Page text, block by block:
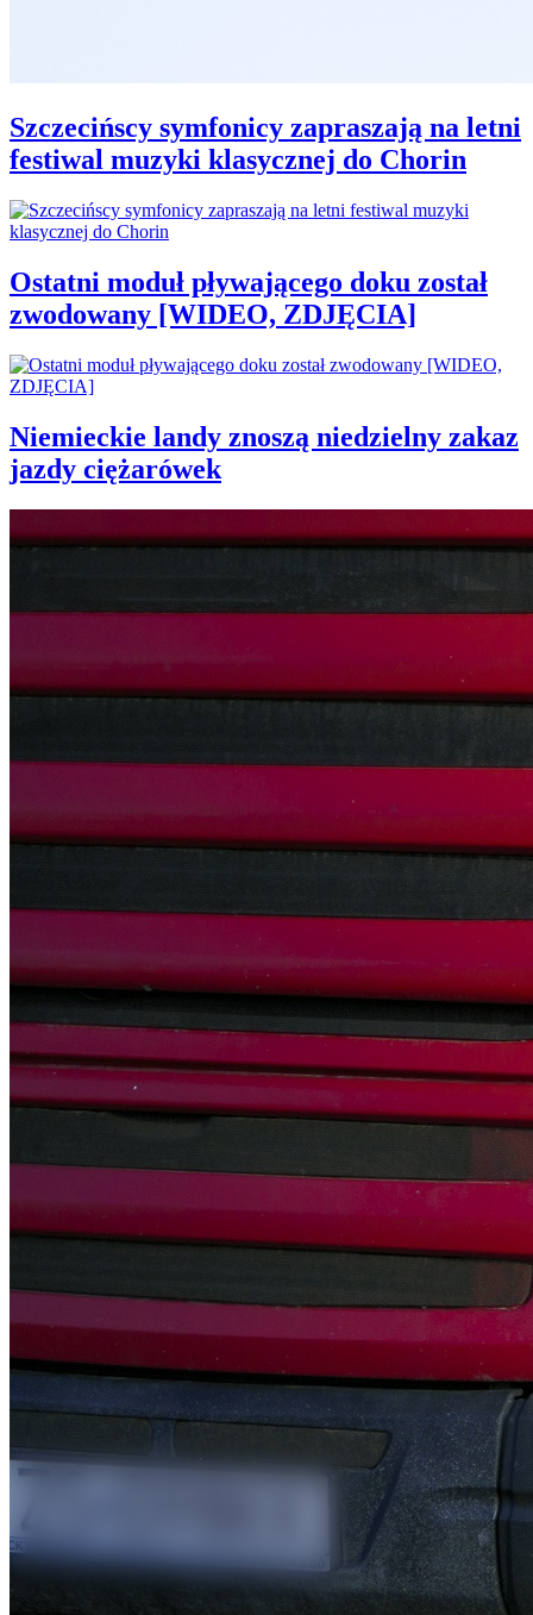
Szczecińscy symfonicy zapraszają na letni
festiwal muzyki klasycznej do Chorin
Ostatni moduł pływającego doku został
zwodowany [WIDEO, ZDJĘCIA]
Niemieckie landy znoszą niedzielny zakaz
jazdy ciężarówek